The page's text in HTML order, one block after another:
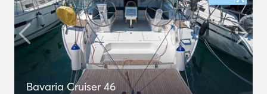
Bavaria Cruiser 46